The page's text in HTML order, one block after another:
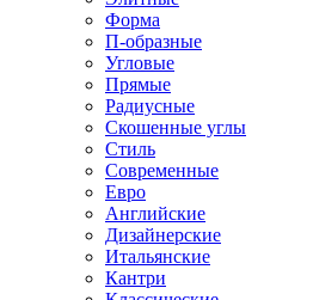
Форма
П-образные
Угловые
Прямые
Радиусные
Скошенные углы
Стиль
Современные
Евро
Английские
Дизайнерские
Итальянские
Кантри